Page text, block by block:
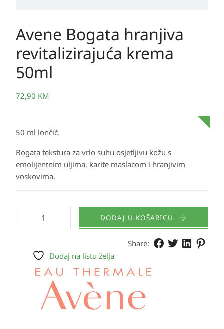
Avene Bogata hranjiva
revitalizirajuća krema
50ml
72,90 KM
50 ml lončić.
Bogata tekstura za vrlo suhu osjetljivu kožu s
emolijentnim uljima, karite maslacom i hranjivim
voskovima.
DODAJ U KOŠARICU
Share:
Dodaj na listu želja